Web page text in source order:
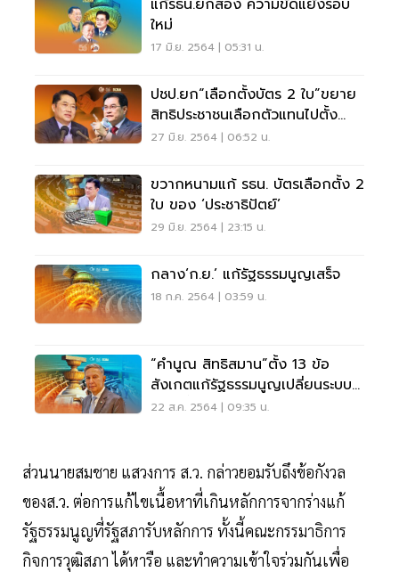
แก้รธน.ยกสอง ความขัดแย้งรอบ
ใหม่
17 มิ.ย. 2564 | 05:31 น.
ปชป.ยก“เลือกตั้งบัตร 2 ใบ”ขยาย
สิทธิประชาชนเลือกตัวแทนไปตั้ง
รัฐบาล
27 มิ.ย. 2564 | 06:52 น.
ขวากหนามแก้ รธน. บัตรเลือกตั้ง 2
ใบ ของ ‘ประชาธิปัตย์’
29 มิ.ย. 2564 | 23:15 น.
กลาง‘ก.ย.’ แก้รัฐธรรมนูญเสร็จ
18 ก.ค. 2564 | 03:59 น.
“คำนูณ สิทธิสมาน”ตั้ง 13 ข้อ
สังเกตแก้รัฐธรรมนูญเปลี่ยนระบบ
เลือกตั้งส.ส.
22 ส.ค. 2564 | 09:35 น.
ส่วนนายสมชาย แสวงการ ส.ว. กล่าวยอมรับถึงข้อกังวล
ของส.ว. ต่อการแก้ไขเนื้อหาที่เกินหลักการจากร่างแก้
รัฐธรรมนูญที่รัฐสภารับหลักการ ทั้งนี้คณะกรรมาธิการ
กิจการวุฒิสภา ได้หารือ และทำความเข้าใจร่วมกันเพื่อ